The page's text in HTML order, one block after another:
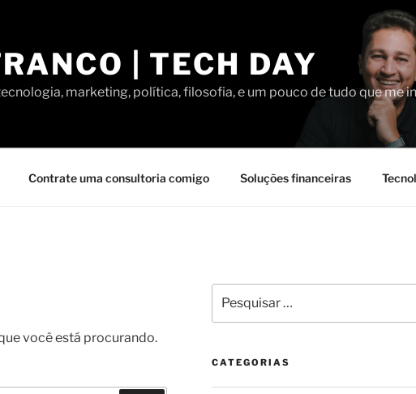
| TECH DAY
marketing, política, filosofia, e um pouco de tudo que me
Contrate uma consultoria comigo Soluções financeiras
você está procurando.
por:
CATEGORIAS